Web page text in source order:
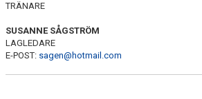
TRÄNARE
SUSANNE SÅGSTRÖM
LAGLEDARE
E-POST: sagen@hotmail.com